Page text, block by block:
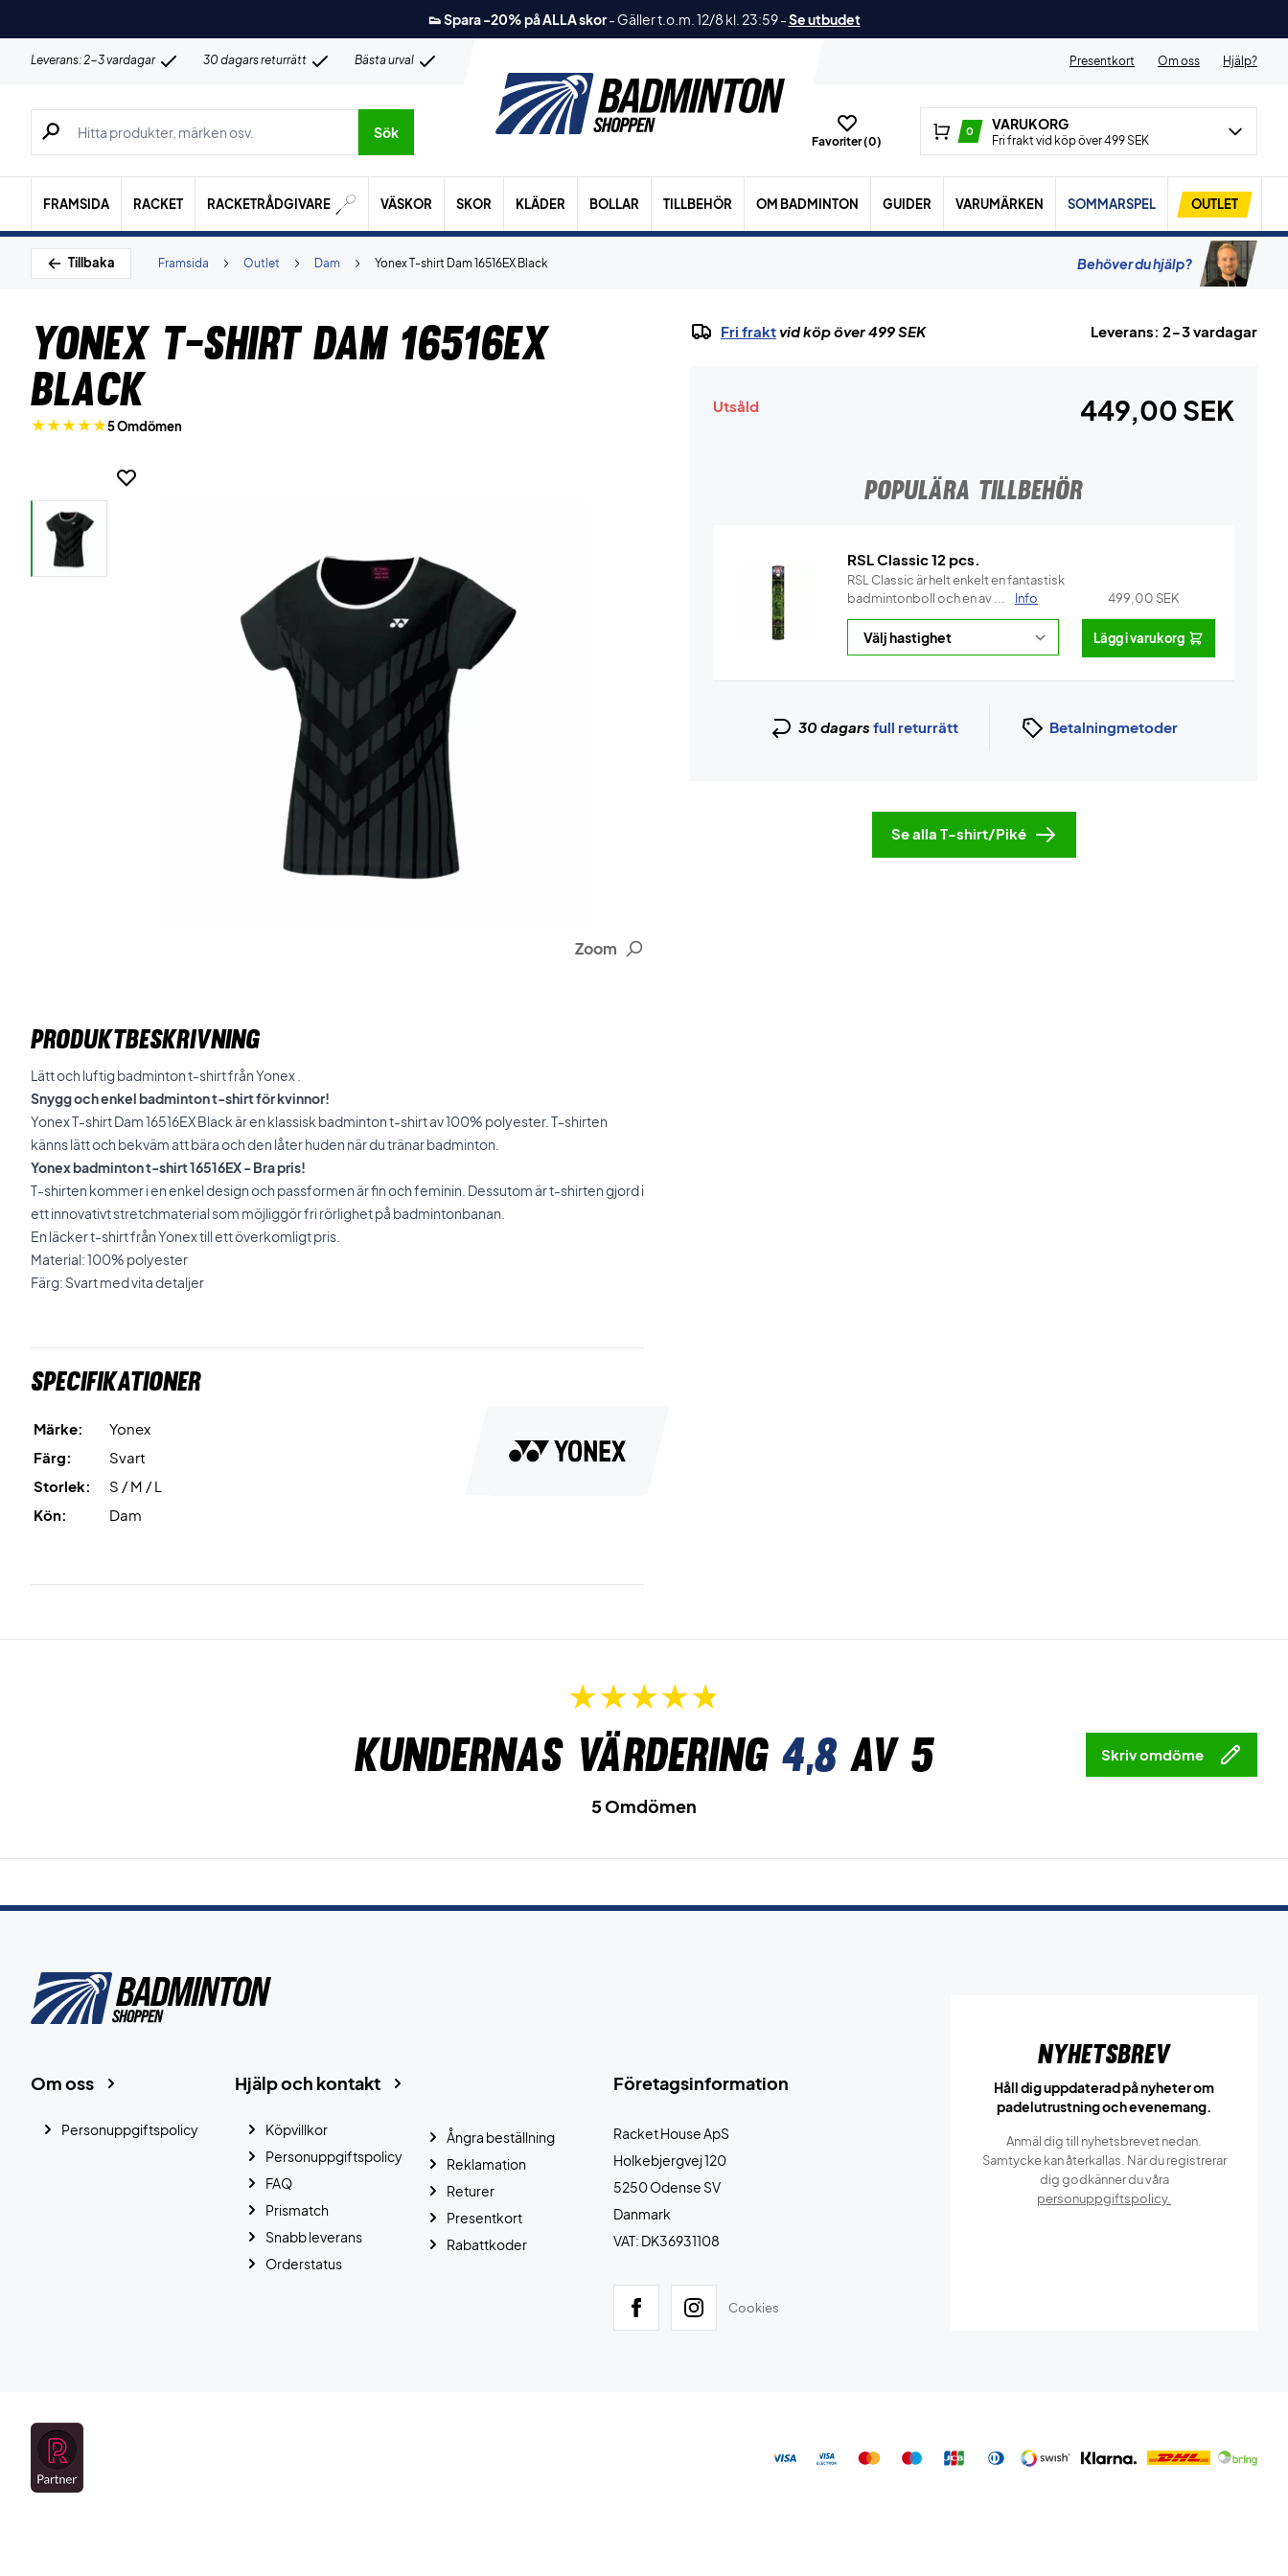
👟 Spara -20% på ALLA skor- Gäller t.o.m. 12/8 kl. 23:59-Se utbudet
Leverans: 2-3 vardagar 30 dagars returrätt Bästa urval Presentkort Om oss Hjälp?
Sök efter produkter, märken osv.
Sök
Favoriter (0)
0 VARUKORG
Fri frakt vid köp över 499 SEK
FRAMSIDA RACKET RACKETRÅDGIVARE VÄSKOR SKOR KLÄDER BOLLAR TILLBEHÖR OM BADMINTON GUIDER VARUMÄRKEN SOMMARSPEL OUTLET
Tillbaka Yonex T-shirt Dam 16516EX Black
Dam
Outlet
Framsida Behöver du hjälp?
Yonex T-shirt Dam 16516EX
Black
5 Omdömen
Zoom
PRODUKTBESKRIVNING
Lätt och luftig badminton t-shirt från Yonex .
Snygg och enkel badminton t-shirt för kvinnor!
Yonex T-shirt Dam 16516EX Black är en klassisk badminton t-shirt av 100% polyester. T-shirten
känns lätt och bekväm att bära och den låter huden när du tränar badminton.
Yonex badminton t-shirt 16516EX - Bra pris!
T-shirten kommer i en enkel design och passformen är fin och feminin. Dessutom är t-shirten gjord i
ett innovativt stretchmaterial som möjliggör fri rörlighet på badmintonbanan.
En läcker t-shirt från Yonex till ett överkomligt pris.
Material: 100% polyester
Färg: Svart med vita detaljer
Specifikationer
Märke:
Yonex
Färg:
Svart
Storlek:
S / M / L
Kön:
Dam
Fri fraktvid köp över 499 SEK Leverans: 2-3 vardagar
Utsåld 449,00 SEK
POPULÄRA TILLBEHÖR
RSL Classic 12 pcs.
RSL Classic är helt enkelt en fantastisk
badmintonboll och en av ...
Info 499,00 SEK
Lägg i varukorg
30 dagars full returrätt Betalningmetoder
Se alla T-shirt/Piké
Kundernas värdering 4,8av 5 Skriv omdöme
5 Omdömen
Företagsinformation
Racket House ApS
Holkebjergvej 120
5250 Odense SV
Danmark
VAT: DK36931108
Cookies
Hjälp och kontakt
Köpvillkor
Personuppgiftspolicy
FAQ
Prismatch
Snabb leverans
Orderstatus
Ångra beställning
Reklamation
Returer
Presentkort
Rabattkoder
Om oss
Personuppgiftspolicy
Nyhetsbrev
Håll dig uppdaterad på nyheter om
padelutrustning och evenemang.
Anmäl dig till nyhetsbrevet nedan.
Samtycke kan återkallas. När du registrerar
dig godkänner du våra
personuppgiftspolicy.